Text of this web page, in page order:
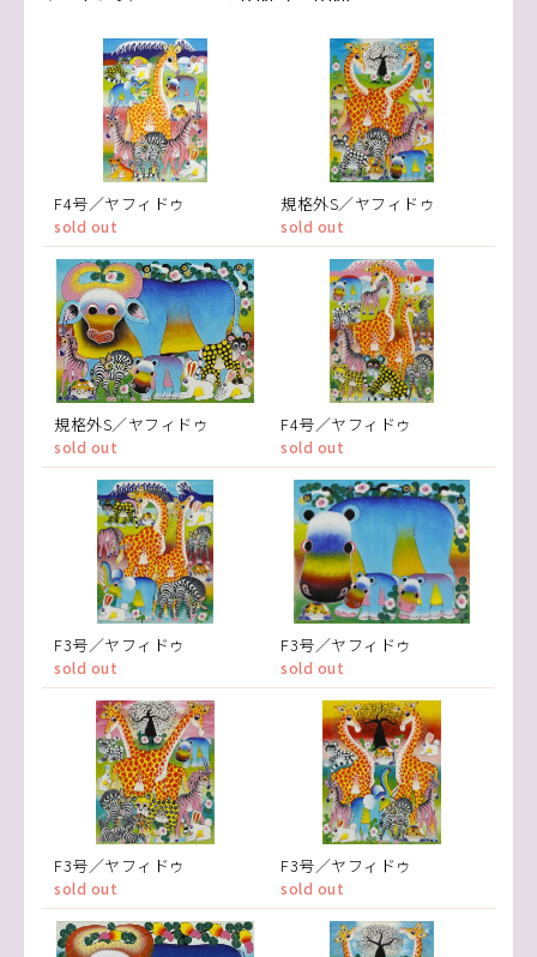
F4号／ヤフィドゥ
sold out
規格外S／ヤフィドゥ
sold out
規格外S／ヤフィドゥ
sold out
F4号／ヤフィドゥ
sold out
F3号／ヤフィドゥ
sold out
F3号／ヤフィドゥ
sold out
F3号／ヤフィドゥ
sold out
F3号／ヤフィドゥ
sold out